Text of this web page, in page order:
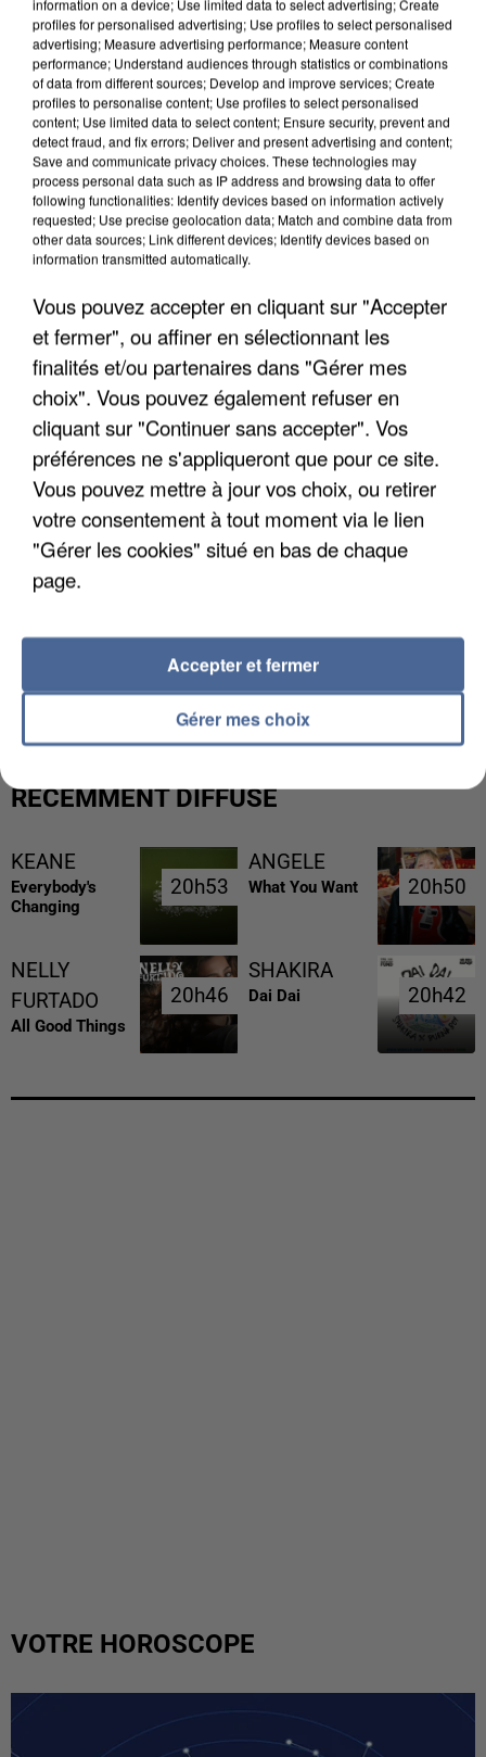
APRÈS TOUTES CES CANICULES, LES REFUGES
DE FAUNE SAUVAGE SONT...
L’UN DES FONDATEURS SUPPOSÉS DE LA DZ
MAFIA INTERPELLÉ EN ALGÉRIE
RÉCEMMENT DIFFUSÉ
KEANE
Everybody's
Changing
20h53
20h53
ANGELE
What You Want 20h50
20h50
NELLY
FURTADO
All Good Things
20h46
20h46
SHAKIRA
Dai Dai 20h42
20h42
VOTRE HOROSCOPE
information on a device; Use limited data to select advertising; Create
profiles for personalised advertising; Use profiles to select personalised
advertising; Measure advertising performance; Measure content
performance; Understand audiences through statistics or combinations
of data from different sources; Develop and improve services; Create
profiles to personalise content; Use profiles to select personalised
content; Use limited data to select content; Ensure security, prevent and
detect fraud, and fix errors; Deliver and present advertising and content;
Save and communicate privacy choices. These technologies may
process personal data such as IP address and browsing data to offer
following functionalities: Identify devices based on information actively
requested; Use precise geolocation data; Match and combine data from
other data sources; Link different devices; Identify devices based on
information transmitted automatically.
Vous pouvez accepter en cliquant sur "Accepter
et fermer", ou affiner en sélectionnant les
finalités et/ou partenaires dans "Gérer mes
choix". Vous pouvez également refuser en
cliquant sur "Continuer sans accepter". Vos
préférences ne s'appliqueront que pour ce site.
Vous pouvez mettre à jour vos choix, ou retirer
votre consentement à tout moment via le lien
"Gérer les cookies" situé en bas de chaque
page.
Gérer mes choix
Accepter et fermer